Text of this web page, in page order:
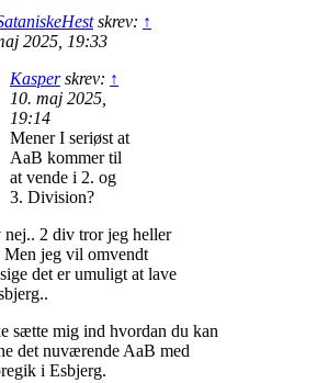
skrev: ↑
2025, 19:33
Kasperskrev: ↑
10. maj 2025,
19:14
Mener I seriøst at
AaB kommer til
at vende i 2. og
3. Division?
nej.. 2 div tror jeg heller
Men jeg vil omvendt
det er umuligt at lave
sætte mig ind hvordan du kan
det nuværende AaB med
i Esbjerg.